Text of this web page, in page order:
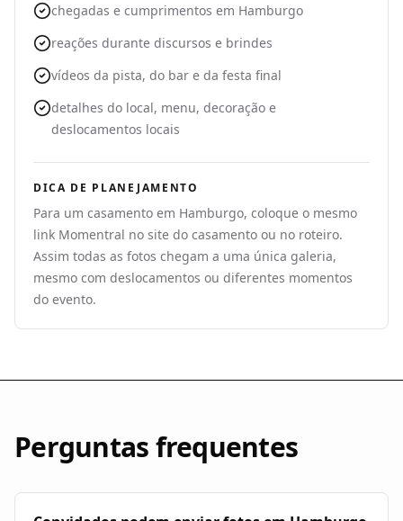
chegadas e cumprimentos em Hamburgo
reações durante discursos e brindes
vídeos da pista, do bar e da festa final
detalhes do local, menu, decoração e
deslocamentos locais
DICA DE PLANEJAMENTO
Para um casamento em Hamburgo, coloque o mesmo
link Momentral no site do casamento ou no roteiro.
Assim todas as fotos chegam a uma única galeria,
mesmo com deslocamentos ou diferentes momentos
do evento.
Perguntas frequentes